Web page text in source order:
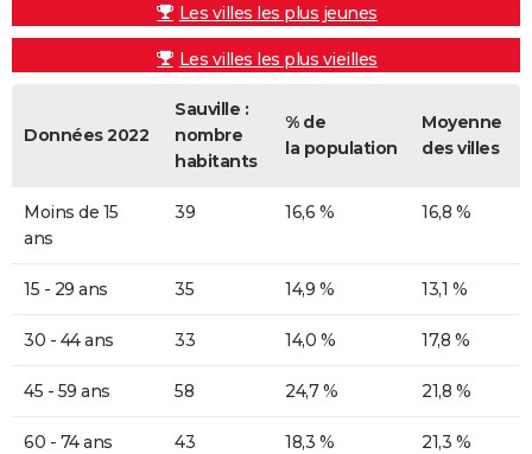
Les villes les plus jeunes
Les villes les plus vieilles
Données 2022
Sauville :
nombre
habitants
% de
la population
Moyenne
des villes
Moins de 15
ans
39 16,6 % 16,8 %
15 - 29 ans 35 14,9 % 13,1 %
30 - 44 ans 33 14,0 % 17,8 %
45 - 59 ans 58 24,7 % 21,8 %
60 - 74 ans 43 18,3 % 21,3 %